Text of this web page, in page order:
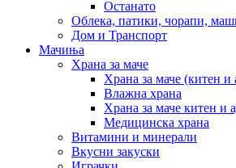
Останато
Облека, патики, чорапи,
Дом и Транспорт
Мачиња
Храна за маче
Храна за маче (китен и
Влажна храна
Храна за маче китен и
Медицинска храна
Витамини и минерали
Вкусни закуски